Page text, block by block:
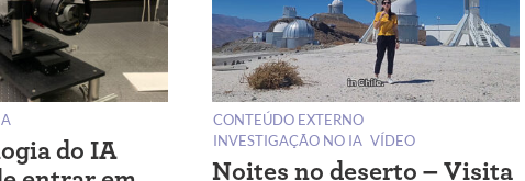
do IA
CONTEÚDO EXTERNO
INVESTIGAÇÃO NO IA VÍDEO
Noites no deserto – Visita